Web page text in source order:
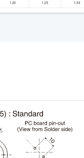
1.20 1.25 1.33